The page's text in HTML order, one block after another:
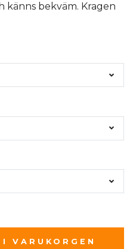
känns bekväm. Kragen
I VARUKORGEN